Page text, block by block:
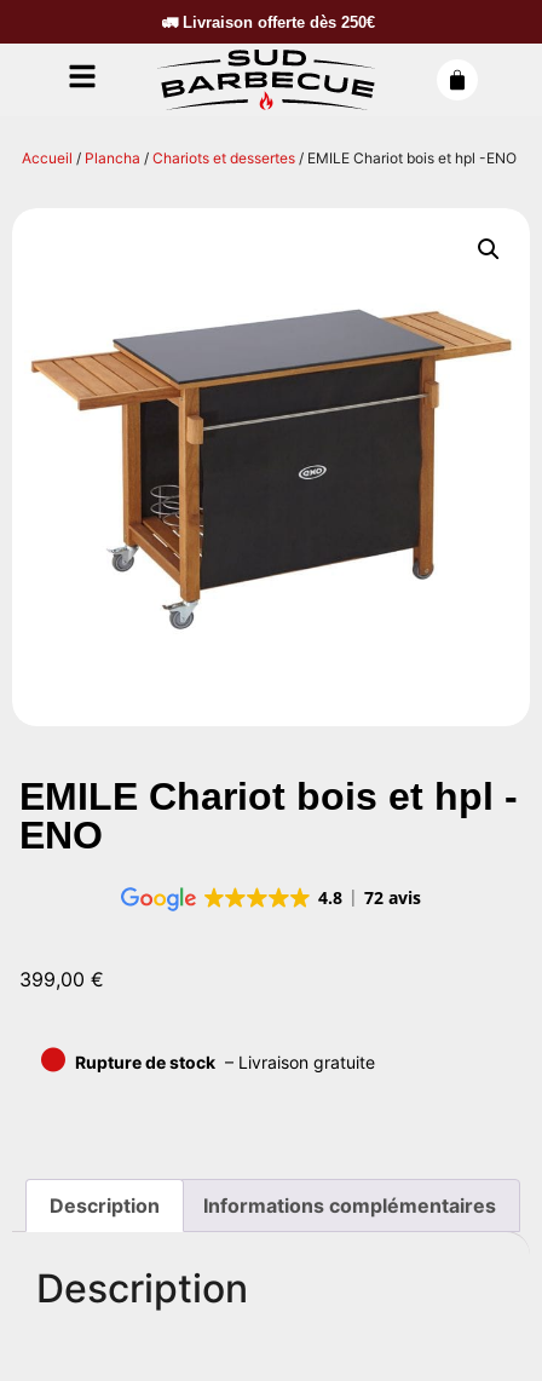
🚛 Livraison offerte dès 250€
Accueil / Plancha / Chariots et dessertes / EMILE Chariot bois et hpl -ENO
EMILE Chariot bois et hpl -
ENO
4.8 72 avis
399,00 €
• Rupture de stock – Livraison gratuite
Description Informations complémentaires
Description